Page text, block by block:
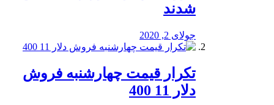
شدند
جولای 2, 2020
تکرار قیمت چهارشنبه فروش
دلار 11 400